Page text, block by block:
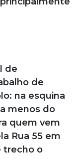
de
de
na esquina
menos do
quem vem
Rua 55 em
trecho o